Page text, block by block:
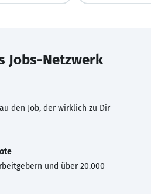
Jobs-Netzwerk
den Job, der wirklich zu Dir
und über 20.000